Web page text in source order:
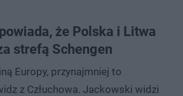
że Polska i Litwa
strefą Schengen
Europy, przynajmniej to
z Człuchowa. Jackowski widzi